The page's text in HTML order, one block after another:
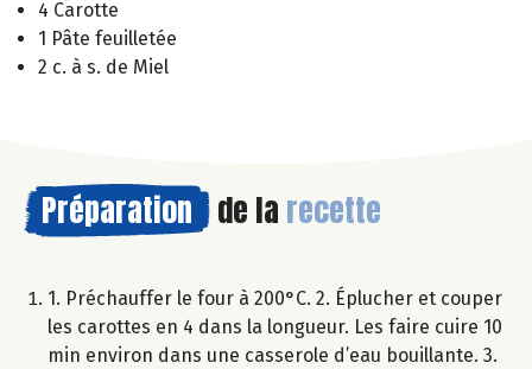
4 Carotte
1 Pâte feuilletée
2 c. à s. de Miel
Préparation de la recette
1. Préchauffer le four à 200°C. 2. Éplucher et couper
les carottes en 4 dans la longueur. Les faire cuire 10
min environ dans une casserole d’eau bouillante. 3.